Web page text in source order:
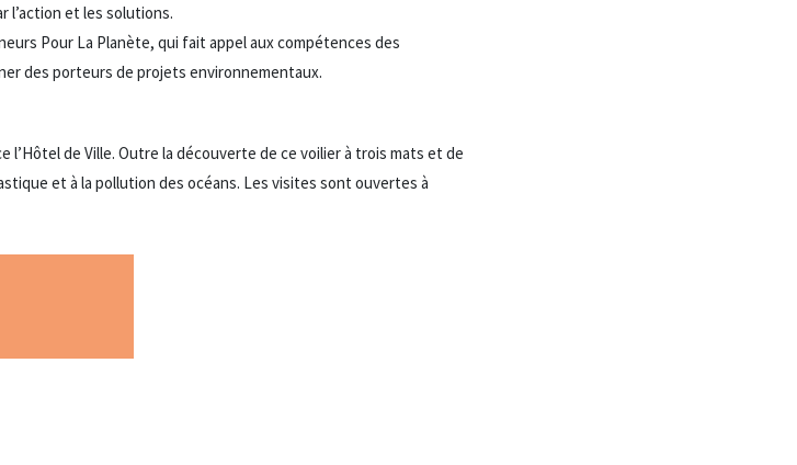
l’action et les solutions.
Pour La Planète, qui fait appel aux compétences des
des porteurs de projets environnementaux.
l’Hôtel de Ville. Outre la découverte de ce voilier à trois mats et de
et à la pollution des océans. Les visites sont ouvertes à